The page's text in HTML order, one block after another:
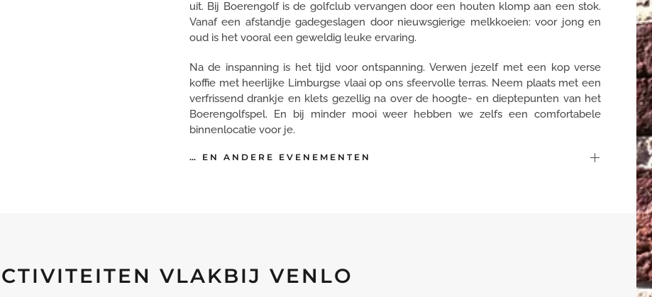
uit. Bij Boerengolf is de golfclub vervangen door een houten klomp aan een stok.
Vanaf een afstandje gadegeslagen door nieuwsgierige melkkoeien: voor jong en
oud is het vooral een geweldig leuke ervaring.
Na de inspanning is het tijd voor ontspanning. Verwen jezelf met een kop verse
koffie met heerlijke Limburgse vlaai op ons sfeervolle terras. Neem plaats met een
verfrissend drankje en klets gezellig na over de hoogte- en dieptepunten van het
Boerengolfspel. En bij minder mooi weer hebben we zelfs een comfortabele
binnenlocatie voor je.
… EN ANDERE EVENEMENTEN
VLAKBIJ VENLO